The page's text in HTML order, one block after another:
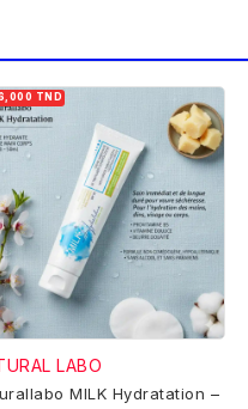
TND
LABO
MILK Hydratation –